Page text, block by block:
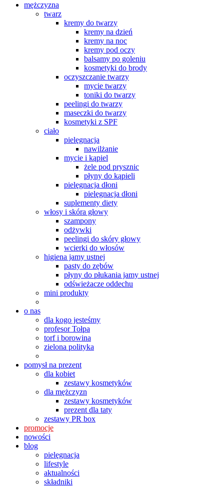
mężczyzna
twarz
kremy do twarzy
kremy na dzień
kremy na noc
kremy pod oczy
balsamy po goleniu
kosmetyki do brody
oczyszczanie twarzy
mycie twarzy
toniki do twarzy
peelingi do twarzy
maseczki do twarzy
kosmetyki z SPF
ciało
pielęgnacja
nawilżanie
mycie i kąpiel
żele pod prysznic
płyny do kąpieli
pielęgnacja dłoni
pielęgnacja dłoni
suplementy diety
włosy i skóra głowy
szampony
odżywki
peelingi do skóry głowy
wcierki do włosów
higiena jamy ustnej
pasty do zębów
płyny do płukania jamy ustnej
odświeżacze oddechu
mini produkty
o nas
dla kogo jesteśmy
profesor Tołpa
torf i borowina
zielona polityka
pomysł na prezent
dla kobiet
zestawy kosmetyków
dla mężczyzn
zestawy kosmetyków
prezent dla taty
zestawy PR box
promocje
nowości
blog
pielęgnacja
lifestyle
aktualności
składniki